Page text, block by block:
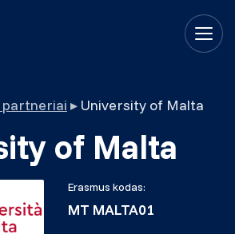
partneriai ▸ University of Malta
of Malta
Erasmus kodas:
MT MALTA01